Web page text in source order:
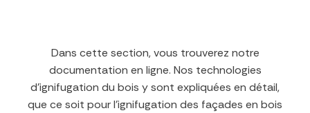
Dans cette section, vous trouverez notre
documentation en ligne. Nos technologies
d’ignifugation du bois y sont expliquées en détail,
que ce soit pour l’ignifugation des façades en bois